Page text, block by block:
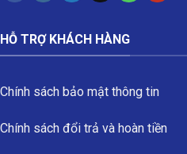
HỖ TRỢ KHÁCH HÀNG
Chính sách bảo mật thông tin
Chính sách đổi trả và hoàn tiền